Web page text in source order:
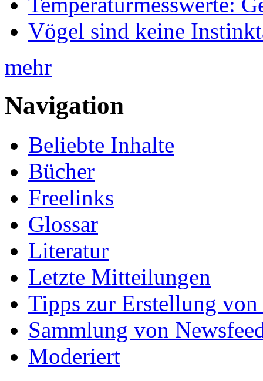
Vögel sind keine
mehr
Navigation
Beliebte Inhalte
Bücher
Freelinks
Glossar
Literatur
Letzte Mitteilungen
Tipps zur Erstellung
Sammlung von
Moderiert